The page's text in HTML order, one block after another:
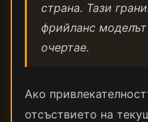
страна. Тази
фрийланс
очертае.
Ако
отсъствието на